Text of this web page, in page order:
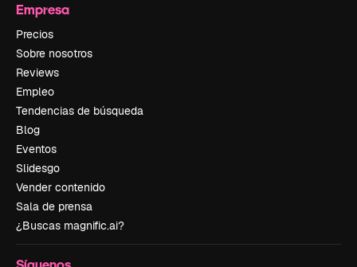
Empresa
Precios
Sobre nosotros
Reviews
Empleo
Tendencias de búsqueda
Blog
Eventos
Slidesgo
Vender contenido
Sala de prensa
¿Buscas magnific.ai?